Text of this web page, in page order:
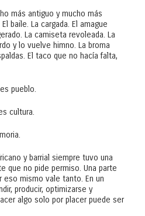
más antiguo y mucho más
baile. La cargada. El amague
La camiseta revoleada. La
y lo vuelve himno. La broma
El taco que no hacía falta,
pueblo.
cultura.
y barrial siempre tuvo una
que no pide permiso. Una parte
eso mismo vale tanto. En un
producir, optimizarse y
algo solo por placer puede ser